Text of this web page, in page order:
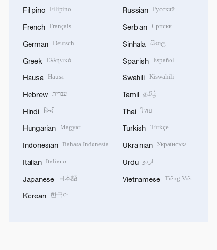
Filipino Filipino
French Français
German Deutsch
Greek Ελληνικά
Hausa Hausa
Hebrew עברית
Hindi हिन्दी
Hungarian Magyar
Indonesian Bahasa Indonesia
Italian Italiano
Japanese 日本語
Korean 한국어
Russian Русский
Serbian Српски
Sinhala සිංහල
Spanish Español
Swahili Kiswahili
Tamil தமிழ்
Thai ไทย
Turkish Türkçe
Ukrainian Українська
Urdu اردو
Vietnamese Tiếng Việt